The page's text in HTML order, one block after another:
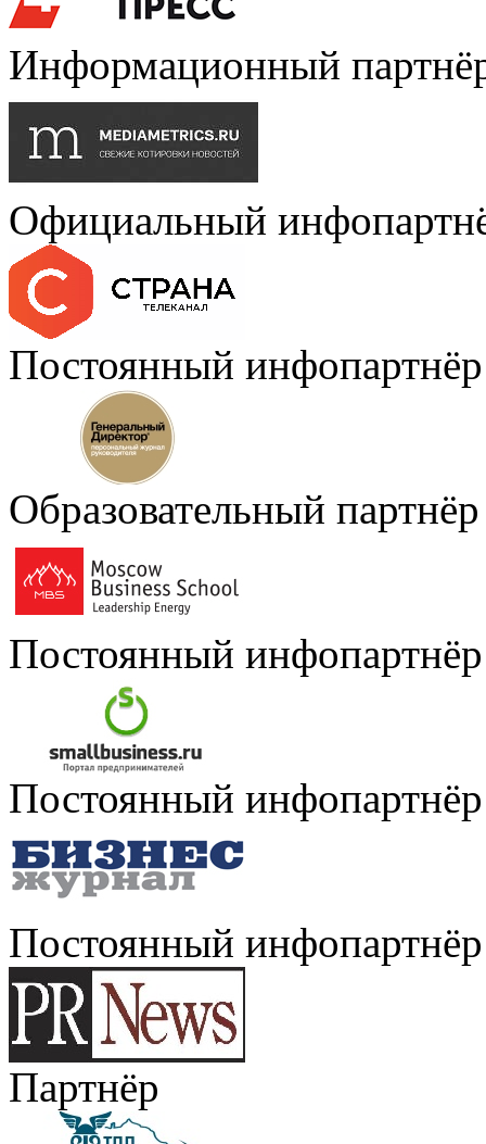
Информационный
Официальный
Постоянный инфопартнёр
Образовательный партнёр
Постоянный инфопартнёр
Постоянный инфопартнёр
Постоянный инфопартнёр
Партнёр